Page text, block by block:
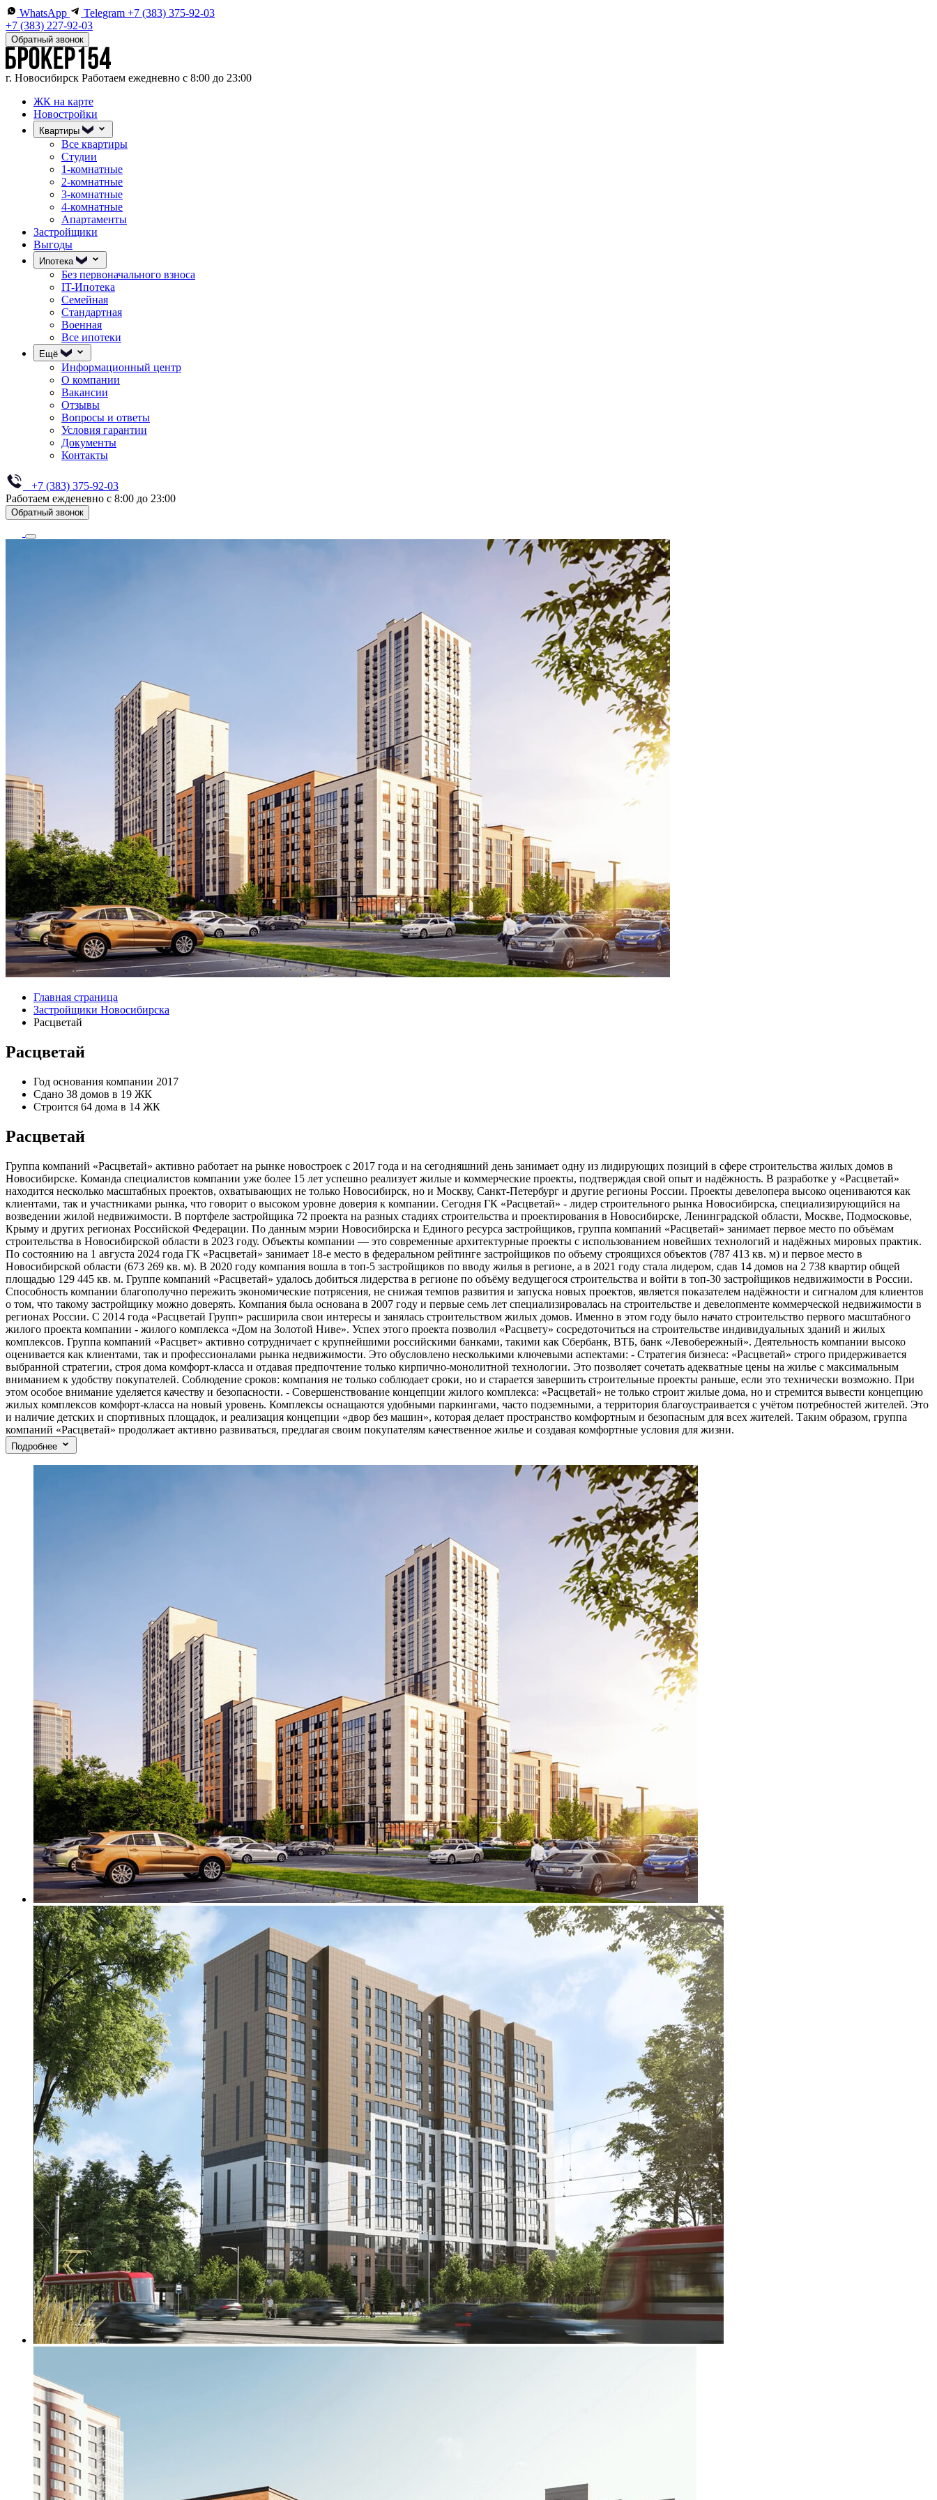
WhatsApp Telegram +7 (383) 375-92-03
+7 (383) 227-92-03
Обратный звонок
г. Новосибирск Работаем ежедневно с 8:00 до 23:00
ЖК на карте
Новостройки
Квартиры
Все квартиры
Студии
1-комнатные
2-комнатные
3-комнатные
4-комнатные
Апартаменты
Застройщики
Выгоды
Ипотека
Без первоначального взноса
IT-Ипотека
Семейная
Стандартная
Военная
Все ипотеки
Ещё
Информационный центр
О компании
Вакансии
Отзывы
Вопросы и ответы
Условия гарантии
Документы
Контакты
+7 (383) 375-92-03
Работаем ежденевно с 8:00 до 23:00
Обратный звонок
Главная страница
Застройщики Новосибирска
Расцветай
Расцветай
Год основания компании 2017
Сдано 38 домов в 19 ЖК
Строится 64 дома в 14 ЖК
Расцветай
Группа компаний «Расцветай» активно работает на рынке новостроек с 2017 года и на сегодняшний день занимает одну из лидирующих позиций в сфере строительства жилых домов в
Новосибирске. Команда специалистов компании уже более 15 лет успешно реализует жилые и коммерческие проекты, подтверждая свой опыт и надёжность. В разработке у «Расцветай»
находится несколько масштабных проектов, охватывающих не только Новосибирск, но и Москву, Санкт-Петербург и другие регионы России. Проекты девелопера высоко оцениваются как
клиентами, так и участниками рынка, что говорит о высоком уровне доверия к компании. Сегодня ГК «Расцветай» - лидер строительного рынка Новосибирска, специализирующийся на
возведении жилой недвижимости. В портфеле застройщика 72 проекта на разных стадиях строительства и проектирования в Новосибирске, Ленинградской области, Москве, Подмосковье,
Крыму и других регионах Российской Федерации. По данным мэрии Новосибирска и Единого ресурса застройщиков, группа компаний «Расцветай» занимает первое место по объёмам
строительства в Новосибирской области в 2023 году. Объекты компании — это современные архитектурные проекты с использованием новейших технологий и надёжных мировых практик.
По состоянию на 1 августа 2024 года ГК «Расцветай» занимает 18-е место в федеральном рейтинге застройщиков по объему строящихся объектов (787 413 кв. м) и первое место в
Новосибирской области (673 269 кв. м). В 2020 году компания вошла в топ-5 застройщиков по вводу жилья в регионе, а в 2021 году стала лидером, сдав 14 домов на 2 738 квартир общей
площадью 129 445 кв. м. Группе компаний «Расцветай» удалось добиться лидерства в регионе по объёму ведущегося строительства и войти в топ-30 застройщиков недвижимости в России.
Способность компании благополучно пережить экономические потрясения, не снижая темпов развития и запуска новых проектов, является показателем надёжности и сигналом для клиентов
о том, что такому застройщику можно доверять. Компания была основана в 2007 году и первые семь лет специализировалась на строительстве и девелопменте коммерческой недвижимости в
регионах России. С 2014 года «Расцветай Групп» расширила свои интересы и занялась строительством жилых домов. Именно в этом году было начато строительство первого масштабного
жилого проекта компании - жилого комплекса «Дом на Золотой Ниве». Успех этого проекта позволил «Расцвету» сосредоточиться на строительстве индивидуальных зданий и жилых
комплексов. Группа компаний «Расцвет» активно сотрудничает с крупнейшими российскими банками, такими как Сбербанк, ВТБ, банк «Левобережный». Деятельность компании высоко
оценивается как клиентами, так и профессионалами рынка недвижимости. Это обусловлено несколькими ключевыми аспектами: - Стратегия бизнеса: «Расцветай» строго придерживается
выбранной стратегии, строя дома комфорт-класса и отдавая предпочтение только кирпично-монолитной технологии. Это позволяет сочетать адекватные цены на жилье с максимальным
вниманием к удобству покупателей. Соблюдение сроков: компания не только соблюдает сроки, но и старается завершить строительные проекты раньше, если это технически возможно. При
этом особое внимание уделяется качеству и безопасности. - Совершенствование концепции жилого комплекса: «Расцветай» не только строит жилые дома, но и стремится вывести концепцию
жилых комплексов комфорт-класса на новый уровень. Комплексы оснащаются удобными паркингами, часто подземными, а территория благоустраивается с учётом потребностей жителей. Это
и наличие детских и спортивных площадок, и реализация концепции «двор без машин», которая делает пространство комфортным и безопасным для всех жителей. Таким образом, группа
компаний «Расцветай» продолжает активно развиваться, предлагая своим покупателям качественное жилье и создавая комфортные условия для жизни.
Подробнее